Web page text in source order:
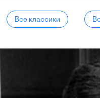
Все классики